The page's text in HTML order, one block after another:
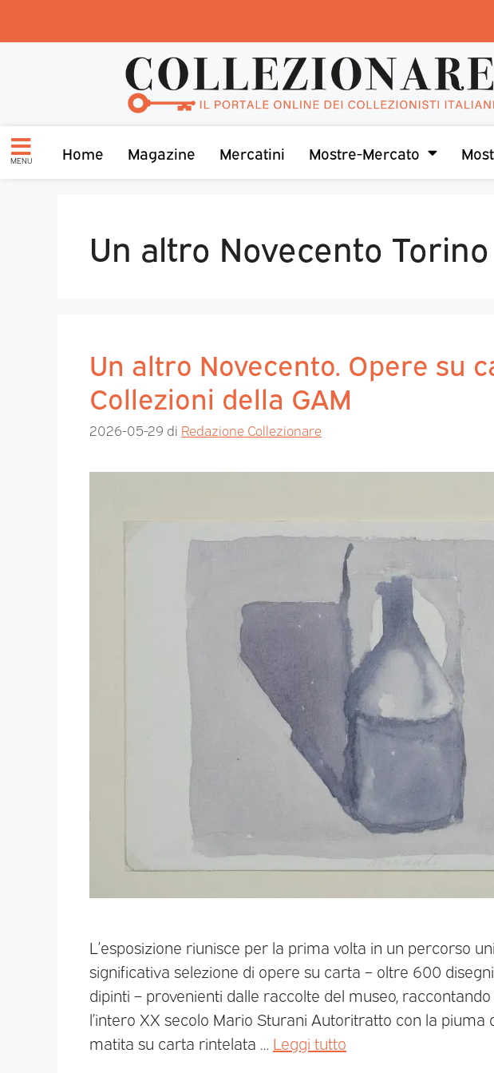
MENU Home Magazine Mercatini Mostre-Mercato
Un altro Novecento Torino
Un altro Novecento. Opere su
Collezioni della GAM
2026-05-29 di Redazione Collezionare
L’esposizione riunisce per la prima volta in un percorso
significativa selezione di opere su carta – oltre 600
dipinti – provenienti dalle raccolte del museo,
l’intero XX secolo Mario Sturani Autoritratto con la piuma
matita su carta rintelata … Leggi tutto